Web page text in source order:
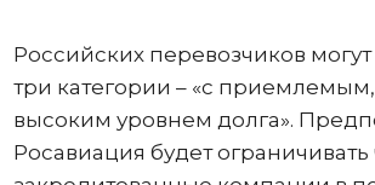
Российских перевозчиков
три категории – «с
высоким уровнем долга».
Росавиация будет